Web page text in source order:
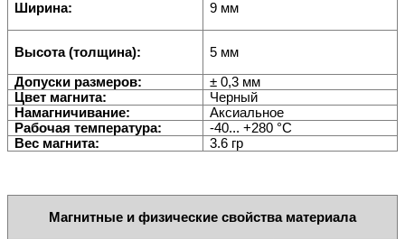
Ширина: 9 мм
Высота (толщина): 5 мм
Допуски размеров:
± 0,3 мм
Цвет магнита:
Черный
Намагничивание:
Аксиальное
Рабочая температура:
-40... +280 °С
Вес магнита:
3.6 гр
Магнитные и физические свойства материала